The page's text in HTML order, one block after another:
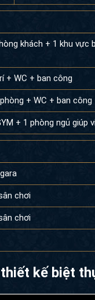
khách + 1 khu
+ WC + ban công
+ WC + ban công
+ 1 phòng ngủ giúp
chơi
chơi
kế biệt